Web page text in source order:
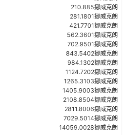
210.885挪威克朗
281.1801挪威克朗
421.7701挪威克朗
562.3601挪威克朗
702.9501挪威克朗
843.5402挪威克朗
984.1302挪威克朗
1124.7202挪威克朗
1265.3103挪威克朗
1405.9003挪威克朗
2108.8504挪威克朗
2811.8006挪威克朗
7029.5014挪威克朗
14059.0028挪威克朗